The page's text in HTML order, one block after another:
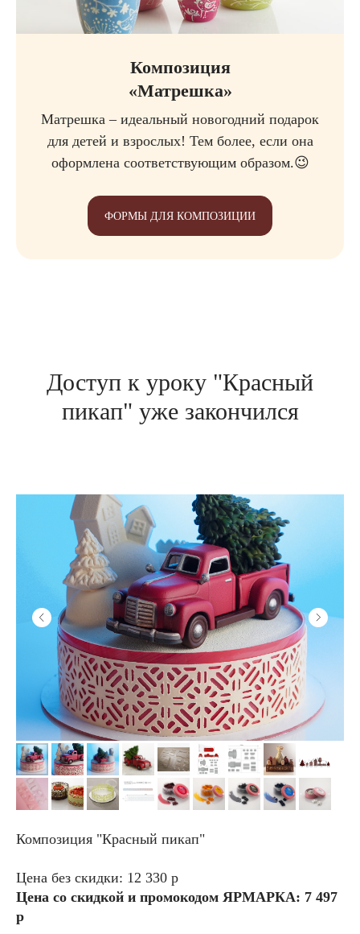
Композиция
«Матрешка»
Матрешка – идеальный новогодний подарок
для детей и взрослых! Тем более, если она
оформлена соответствующим образом.😉
ФОРМЫ ДЛЯ КОМПОЗИЦИИ
Доступ к уроку "Красный
пикап" уже закончился
Композиция "Красный пикап"
Цена без скидки: 12 330 р
Цена со скидкой и промокодом ЯРМАРКА: 7 497
р